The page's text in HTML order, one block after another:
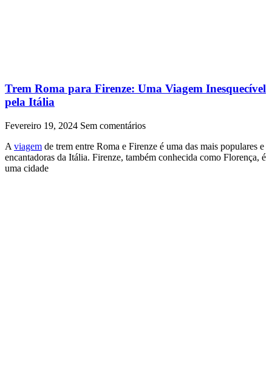
Trem Roma para Firenze: Uma Viagem Inesquecível
pela Itália
Fevereiro 19, 2024 Sem comentários
A viagem de trem entre Roma e Firenze é uma das mais populares e
encantadoras da Itália. Firenze, também conhecida como Florença, é
uma cidade